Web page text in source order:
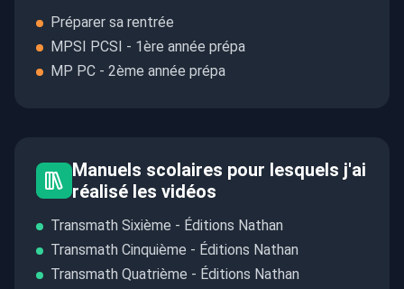
Préparer sa rentrée
MPSI PCSI - 1ère année prépa
MP PC - 2ème année prépa
Manuels scolaires pour lesquels j'ai
réalisé les vidéos
Transmath Sixième - Éditions Nathan
Transmath Cinquième - Éditions Nathan
Transmath Quatrième - Éditions Nathan